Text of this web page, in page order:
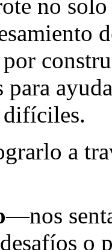
no
para
difíciles.
a
—nos
o